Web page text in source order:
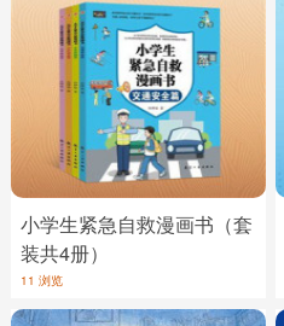
小学生紧急自救漫画书（套
装共4册）
11 浏览